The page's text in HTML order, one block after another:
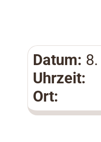
Datum:
Uhrzeit:
Ort: